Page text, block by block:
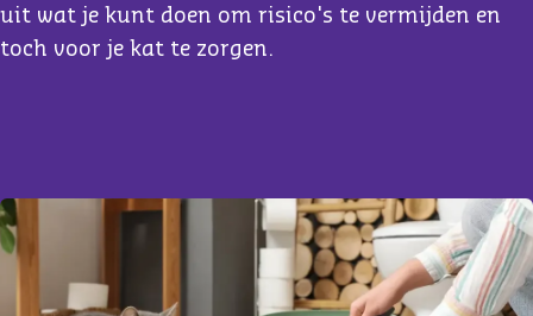
uit wat je kunt doen om risico's te vermijden en
toch voor je kat te zorgen.